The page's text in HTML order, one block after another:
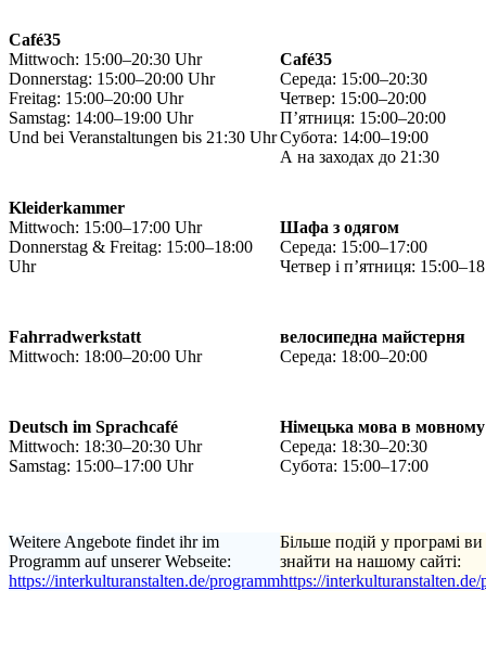
Café35
Mittwoch: 15:00–20:30 Uhr
Donnerstag: 15:00–20:00 Uhr
Freitag: 15:00–20:00 Uhr
Samstag: 14:00–19:00 Uhr
Und bei Veranstaltungen bis 21:30 Uhr
Kleiderkammer
Mittwoch: 15:00–17:00 Uhr
Donnerstag & Freitag: 15:00–18:00
Uhr
Fahrradwerkstatt
Mittwoch: 18:00–20:00 Uhr
Deutsch im Sprachcafé
Mittwoch: 18:30–20:30 Uhr
Samstag: 15:00–17:00 Uhr
Weitere Angebote findet ihr im
Programm auf unserer Webseite:
https://interkulturanstalten.de/programm
Café35
Середа: 15:00–20:30
Четвер: 15:00–20:00
П’ятниця: 15:00–20:00
Субота: 14:00–19:00
А на заходах до 21:30
Шафа з одягом
Середа: 15:00–17:00
Четвер і п’ятниця:
велосипедна майстерня
Середа: 18:00–20:00
Німецька мова в
Середа: 18:30–20:30
Субота: 15:00–17:00
Більше подій у програмі
знайти на нашому сайті:
https://interkulturanstalten.de/